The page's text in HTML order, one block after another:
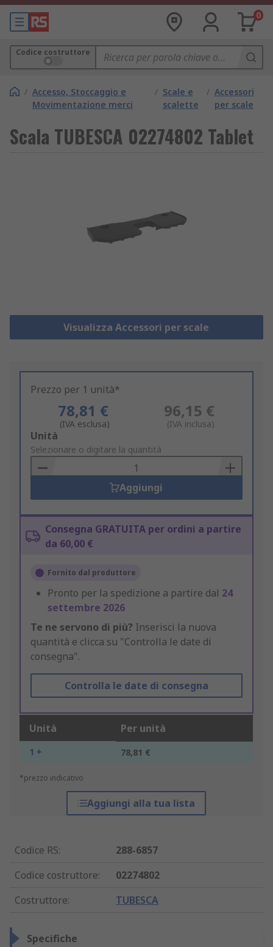
0
Codice costruttore
/ Accesso, Stoccaggio e
Movimentazione merci
/ Scale e
scalette
/ Accessori
per scale
Scala TUBESCA 02274802 Tablet
Visualizza Accessori per scale
Prezzo per 1 unità*
78,81 €
(IVA esclusa)
96,15 €
(IVA inclusa)
Add
to
Basket
Unità
Selezionare o digitare la quantità
Aggiungi
Consegna GRATUITA per ordini a partire
da 60,00 €
Fornito dal produttore
Pronto per la spedizione a partire dal 24
settembre 2026
Te ne servono di più? Inserisci la nuova
quantità e clicca su "Controlla le date di
consegna".
Controlla le date di consegna
Unità Per unità
1 + 78,81 €
*prezzo indicativo
Aggiungi alla tua lista
Codice RS:
288-6857
Codice costruttore:
02274802
Costruttore: TUBESCA
Specifiche